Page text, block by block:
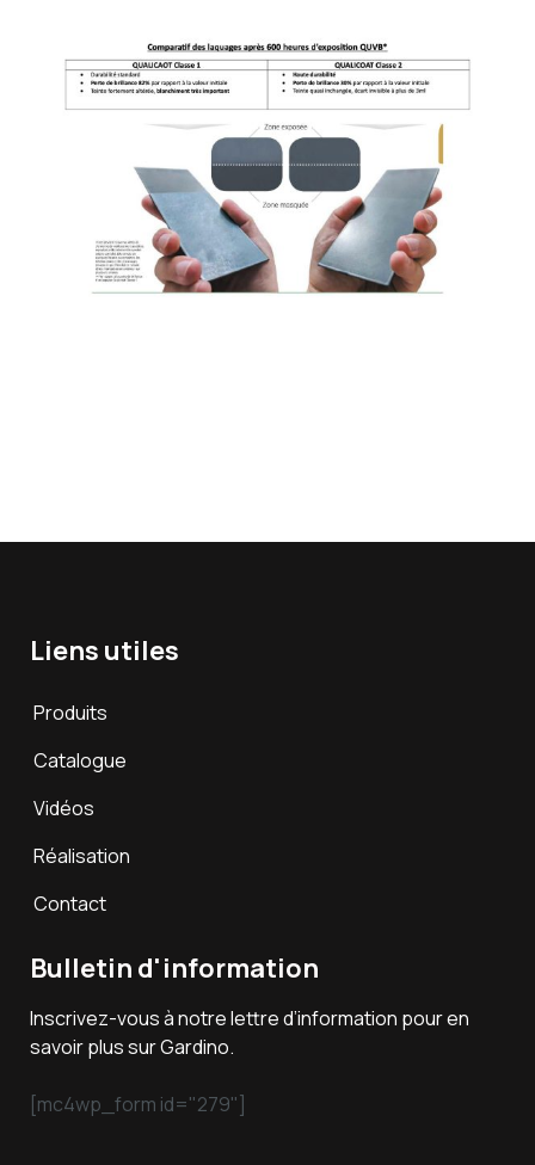
Liens utiles
Produits
Catalogue
Vidéos
Réalisation
Contact
Bulletin d'information
Inscrivez-vous à notre lettre d’information pour en
savoir plus sur Gardino.
[mc4wp_form id="279"]